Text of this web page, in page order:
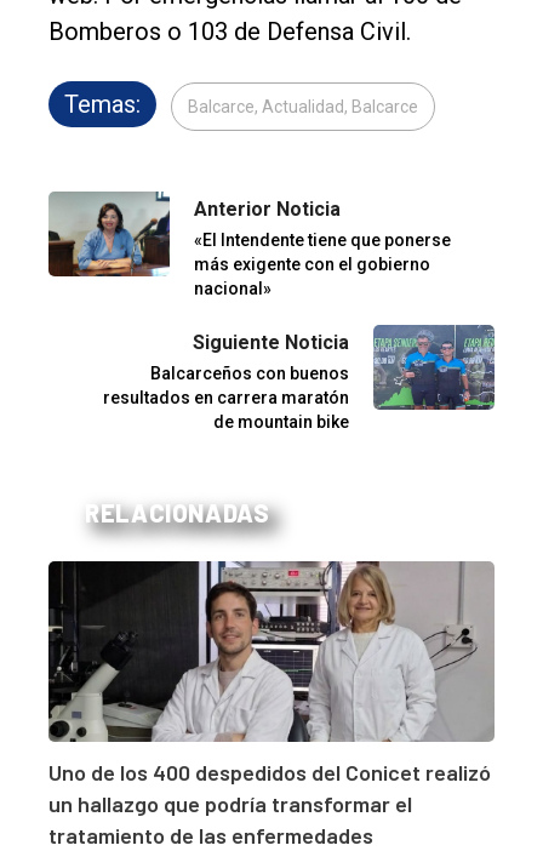
Bomberos o 103 de Defensa Civil.
Temas: Balcarce, Actualidad, Balcarce
Anterior Noticia
«El Intendente tiene que ponerse
más exigente con el gobierno
nacional»
Siguiente Noticia
Balcarceños con buenos
resultados en carrera maratón
de mountain bike
RELACIONADAS
Uno de los 400 despedidos del Conicet realizó
un hallazgo que podría transformar el
tratamiento de las enfermedades